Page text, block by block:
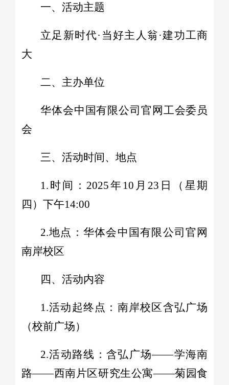
一、活动主题
立足新时代·当好主人翁·建功工商
大
二、主办单位
华体会中国有限公司官网工会委员
会
三、活动时间、地点
1.时间：2025年10月23日（星期
四）下午14:00
2.地点：华体会中国有限公司官网
南岸校区
四、活动内容
1.活动起终点：南岸校区含弘广场
（校前广场）
2.活动路线：含弘广场——学海南
路——西南片区研究生公寓——菊园食